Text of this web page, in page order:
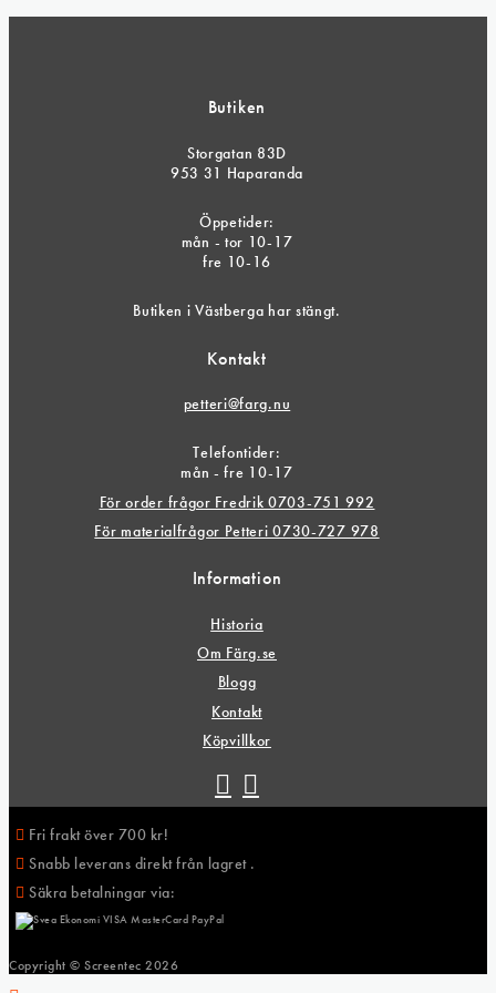
Butiken
Storgatan 83D
953 31 Haparanda
Öppetider:
mån - tor 10-17
fre 10-16
Butiken i Västberga har stängt.
Kontakt
petteri@farg.nu
Telefontider:
mån - fre 10-17
För order frågor Fredrik 0703-751 992
För materialfrågor Petteri 0730-727 978
Information
Historia
Om Färg.se
Blogg
Kontakt
Köpvillkor
Fri frakt över 700 kr!
Snabb leverans direkt från lagret .
Säkra betalningar via:
Copyright © Screentec 2026